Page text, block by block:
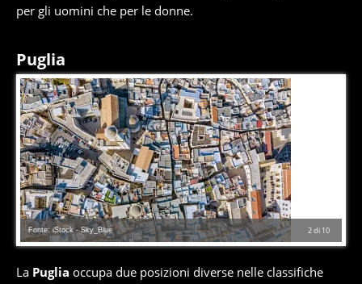
per gli uomini che per le donne.
Puglia
2di 10
Fonte: iStock - Sky_Blue
La Puglia occupa due posizioni diverse nelle classifiche